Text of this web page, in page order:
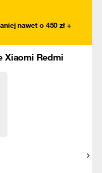
nawet o 450 zł +
Xiaomi Redmi